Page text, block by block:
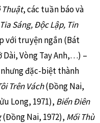
Thuật, các tuần báo và
Sáng, Độc Lập, Tin
với truyện ngắn (Bát
Dài, Vòng Tay Anh,…) –
đặc-biệt thành
Trên Vách(Đồng Nai,
Long, 1971), Biển Điên
(Đồng Nai, 1972), Mối Thù